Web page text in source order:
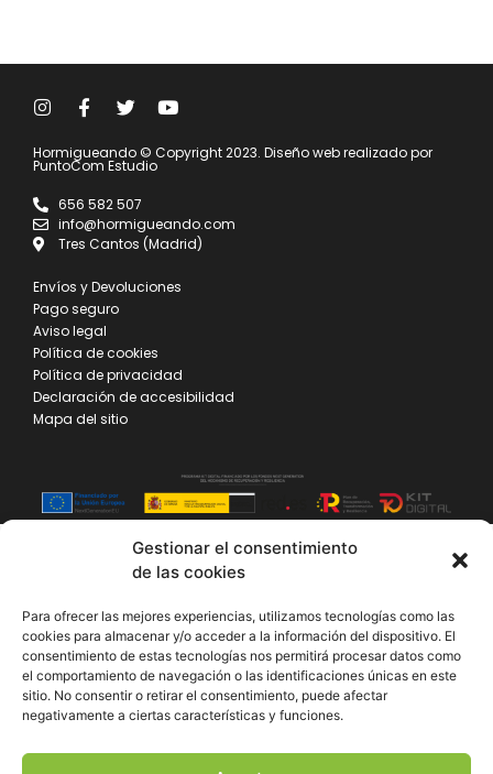
Gestionar el consentimiento
de las cookies
Para ofrecer las mejores experiencias, utilizamos tecnologías como las
cookies para almacenar y/o acceder a la información del dispositivo. El
consentimiento de estas tecnologías nos permitirá procesar datos como
el comportamiento de navegación o las identificaciones únicas en este
sitio. No consentir o retirar el consentimiento, puede afectar
negativamente a ciertas características y funciones.
Hormigueando © Copyright 2023. Diseño web realizado por
PuntoCom Estudio
656 582 507
info@hormigueando.com
Tres Cantos (Madrid)
Envíos y Devoluciones
Pago seguro
Aviso legal
Política de cookies
Política de privacidad
Declaración de accesibilidad
Mapa del sitio